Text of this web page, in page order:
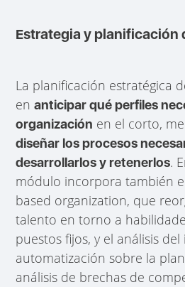
Estrategia y planificación
La planificación estratégica
enanticipar qué perfiles
organización en el corto,
diseñar los procesos
desarrollarlos y retenerlos.
módulo incorpora también
based organization, que
talento en torno a
puestos fijos, y el análisis
automatización sobre la
análisis de brechas de